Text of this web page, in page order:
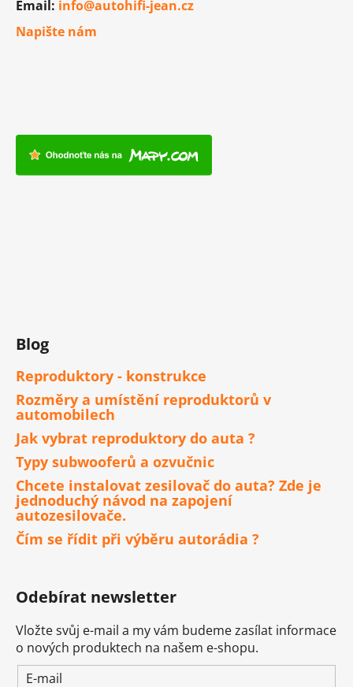
Email: info@autohifi-jean.cz
Napište nám
Blog
Reproduktory - konstrukce
Rozměry a umístění reproduktorů v
automobilech
Jak vybrat reproduktory do auta ?
Typy subwooferů a ozvučnic
Chcete instalovat zesilovač do auta? Zde je
jednoduchý návod na zapojení
autozesilovače.
Čím se řídit při výběru autorádia ?
Odebírat newsletter
Vložte svůj e-mail a my vám budeme zasílat informace
o nových produktech na našem e-shopu.
E-mail